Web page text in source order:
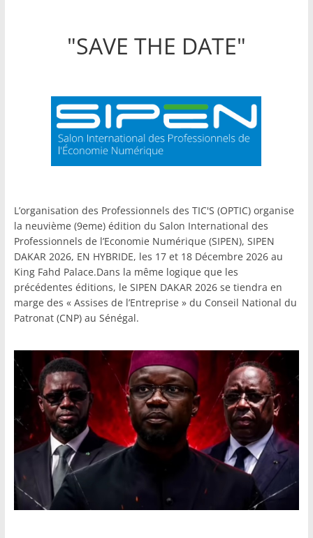
"SAVE THE DATE"
L’organisation des Professionnels des TIC'S (OPTIC) organise
la neuvième (9eme) édition du Salon International des
Professionnels de l’Economie Numérique (SIPEN), SIPEN
DAKAR 2026, EN HYBRIDE, les 17 et 18 Décembre 2026 au
King Fahd Palace.Dans la même logique que les
précédentes éditions, le SIPEN DAKAR 2026 se tiendra en
marge des « Assises de l’Entreprise » du Conseil National du
Patronat (CNP) au Sénégal.